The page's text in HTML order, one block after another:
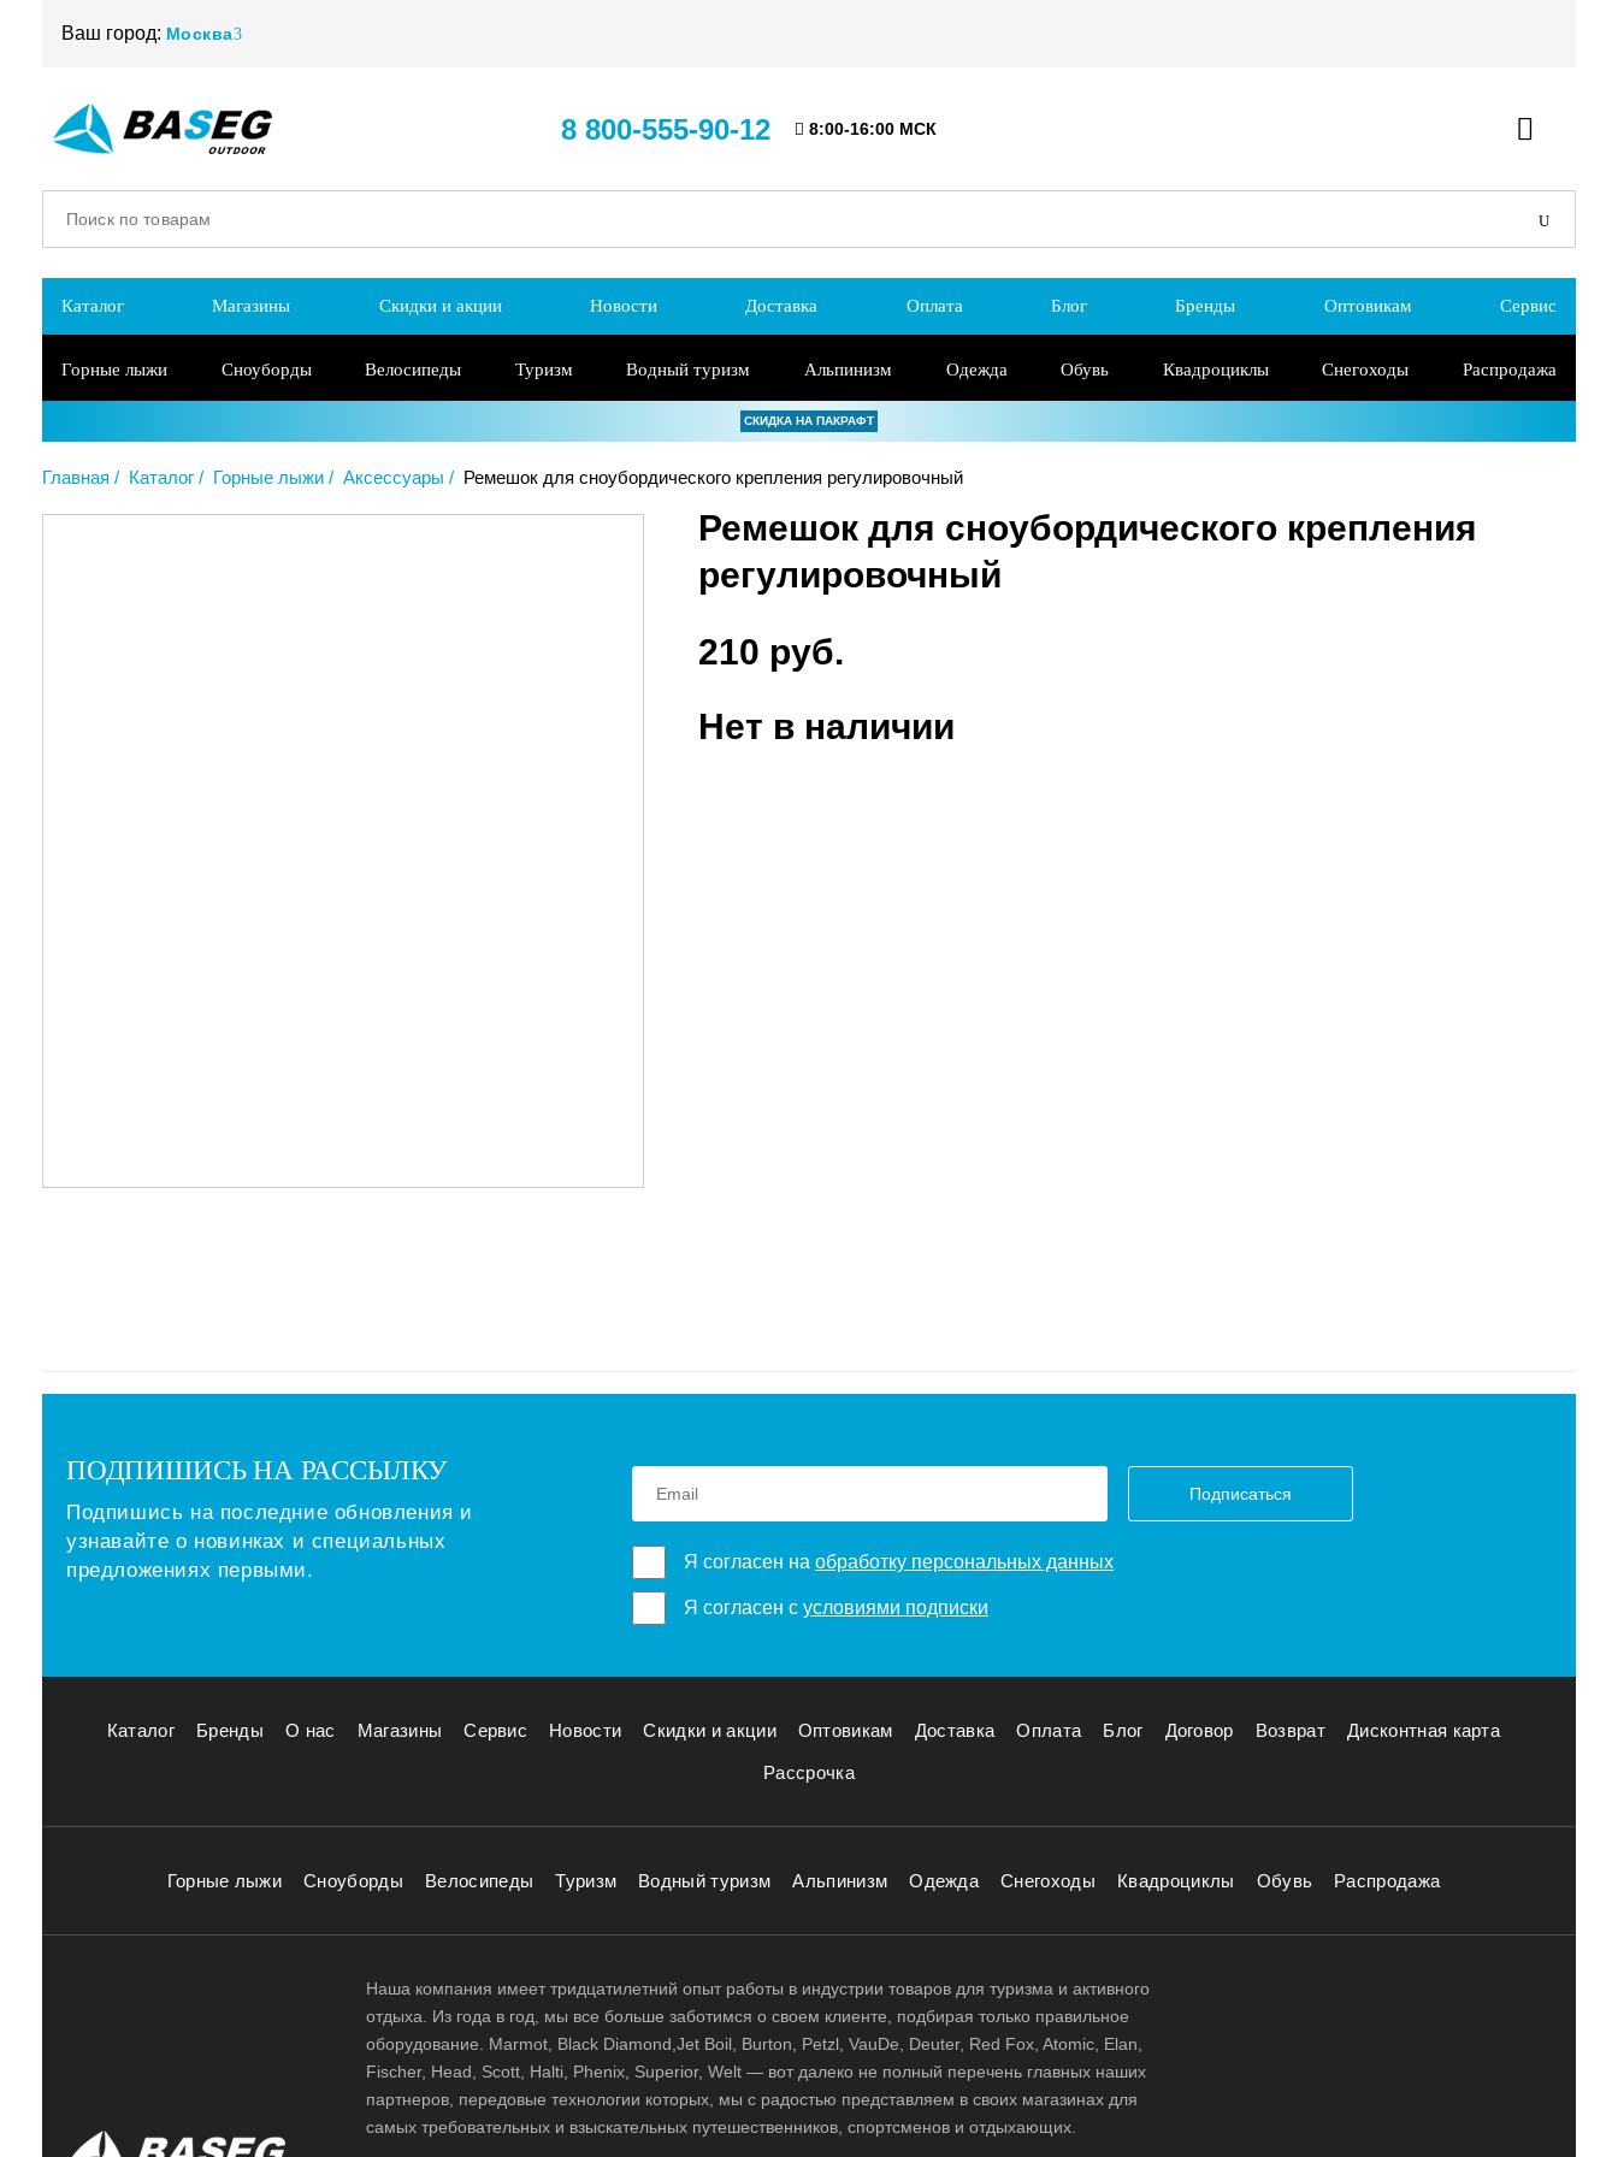
Ваш город: Москва
8 800-555-90-12 8:00-16:00 МСК
Каталог Магазины Скидки и акции Новости Доставка Оплата Блог Бренды Оптовикам Сервис
Горные лыжи Сноуборды Велосипеды Туризм Водный туризм Альпинизм Одежда Обувь Квадроциклы Снегоходы Распродажа
СКИДКА НА ПАКРАФТ
Главная Каталог Горные лыжи Аксессуары Ремешок для сноубордического крепления регулировочный
Ремешок для сноубордического крепления
регулировочный
210 руб.
Нет в наличии
ПОДПИШИСЬ НА РАССЫЛКУ
Подпишись на последние обновления и
узнавайте о новинках и специальных
предложениях первыми.
Подписаться
Я согласен на обработку персональных данных
Я согласен с условиями подписки
Каталог Бренды О нас Магазины Сервис Новости Скидки и акции Оптовикам Доставка Оплата Блог Договор Возврат Дисконтная карта
Рассрочка
Горные лыжи Сноуборды Велосипеды Туризм Водный туризм Альпинизм Одежда Снегоходы Квадроциклы Обувь Распродажа
Наша компания имеет тридцатилетний опыт работы в индустрии товаров для туризма и активного
отдыха. Из года в год, мы все больше заботимся о своем клиенте, подбирая только правильное
оборудование. Marmot, Black Diamond,Jet Boil, Burton, Petzl, VauDe, Deuter, Red Fox, Atomic, Elan,
Fischer, Head, Scott, Halti, Phenix, Superior, Welt — вот далеко не полный перечень главных наших
партнеров, передовые технологии которых, мы с радостью представляем в своих магазинах для
самых требовательных и взыскательных путешественников, спортсменов и отдыхающих.